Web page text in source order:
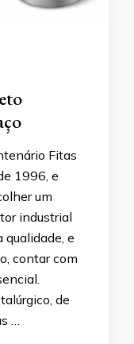
Fitas
1996, e
um
industrial
e
contar com
de
…